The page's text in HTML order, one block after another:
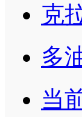
克
多
当